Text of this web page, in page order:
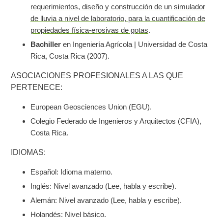
requerimientos, diseño y construcción de un simulador
de lluvia a nivel de laboratorio, para la cuantificación de
propiedades física-erosivas de gotas.
Bachilleren Ingeniería Agrícola | Universidad de Costa
Rica, Costa Rica (2007).
ASOCIACIONES PROFESIONALES A LAS QUE
PERTENECE:
European Geosciences Union (EGU).
Colegio Federado de Ingenieros y Arquitectos (CFIA),
Costa Rica.
IDIOMAS:
Español: Idioma materno.
Inglés: Nivel avanzado (Lee, habla y escribe).
Alemán: Nivel avanzado (Lee, habla y escribe).
Holandés: Nivel básico.